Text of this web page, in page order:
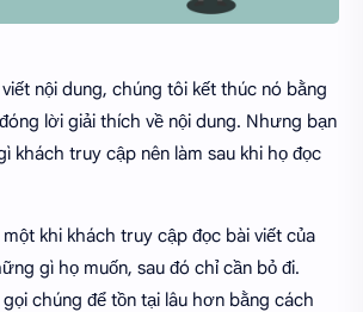
nội dung, chúng tôi kết thúc nó bằng
lời giải thích về nội dung. Nhưng bạn
khách truy cập nên làm sau khi họ đọc
một khi khách truy cập đọc bài viết của
gì họ muốn, sau đó chỉ cần bỏ đi.
chúng để tồn tại lâu hơn bằng cách